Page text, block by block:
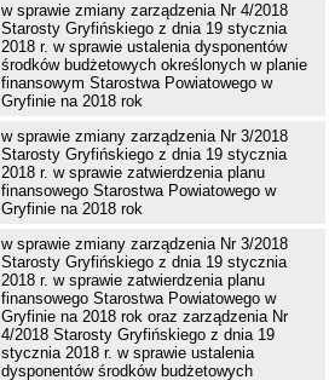
w sprawie zmiany zarządzenia Nr 4/2018
Starosty Gryfińskiego z dnia 19 stycznia
2018 r. w sprawie ustalenia dysponentów
środków budżetowych określonych w planie
finansowym Starostwa Powiatowego w
Gryfinie na 2018 rok
w sprawie zmiany zarządzenia Nr 3/2018
Starosty Gryfińskiego z dnia 19 stycznia
2018 r. w sprawie zatwierdzenia planu
finansowego Starostwa Powiatowego w
Gryfinie na 2018 rok
w sprawie zmiany zarządzenia Nr 3/2018
Starosty Gryfińskiego z dnia 19 stycznia
2018 r. w sprawie zatwierdzenia planu
finansowego Starostwa Powiatowego w
Gryfinie na 2018 rok oraz zarządzenia Nr
4/2018 Starosty Gryfińskiego z dnia 19
stycznia 2018 r. w sprawie ustalenia
dysponentów środków budżetowych